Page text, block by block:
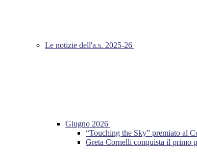
Le notizie dell'a.s. 2025-26
Giugno 2026
“Touching the Sky” premiato al
Greta Cornelli conquista il primo